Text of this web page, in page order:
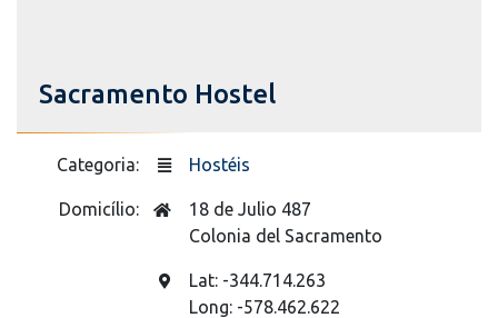
Sacramento Hostel
Categoria: Hostéis
Domicílio:
18 de Julio 487
Colonia del Sacramento
Lat: -344.714.263
Long: -578.462.622